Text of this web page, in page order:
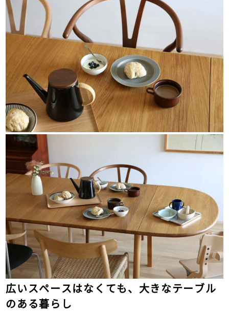
広いスペースはなくても、大きなテーブル
のある暮らし